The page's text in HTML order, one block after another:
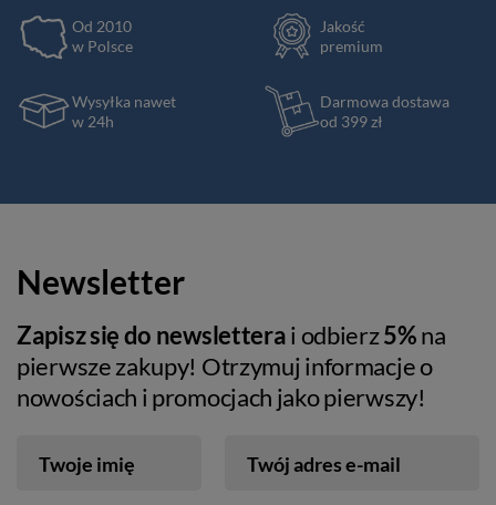
Od 2010
w Polsce
Jakość
premium
Wysyłka nawet
w 24h
Darmowa dostawa
od 399 zł
Newsletter
Zapisz się do newsletterai odbierz5%na
pierwsze zakupy! Otrzymuj informacje o
nowościach i promocjach jako pierwszy!
Twoje imię Twój adres e-mail